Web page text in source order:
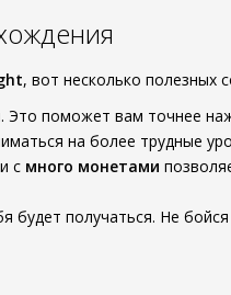
, вот несколько полезных
Это поможет вам точнее
на более трудные
с много монетами
будет получаться. Не